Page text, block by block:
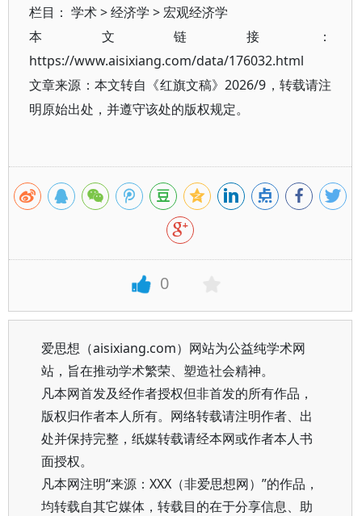
栏目： 学术>经济学 >宏观经济学
本文链接：
https://www.aisixiang.com/data/176032.html
文章来源：本文转自《红旗文稿》2026/9，转载请注
明原始出处，并遵守该处的版权规定。
0
爱思想（aisixiang.com）网站为公益纯学术网
站，旨在推动学术繁荣、塑造社会精神。
凡本网首发及经作者授权但非首发的所有作品，
版权归作者本人所有。网络转载请注明作者、出
处并保持完整，纸媒转载请经本网或作者本人书
面授权。
凡本网注明“来源：XXX（非爱思想网）”的作品，
均转载自其它媒体，转载目的在于分享信息、助